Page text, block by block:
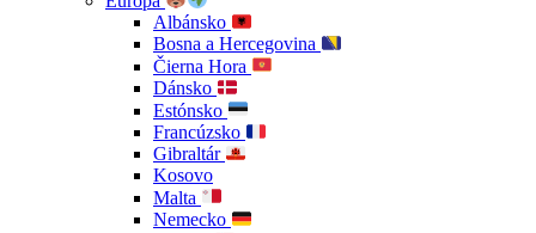
Albánsko
Bosna a Hercegovina
Čierna Hora
Dánsko
Estónsko
Francúzsko
Gibraltár
Kosovo
Malta
Nemecko